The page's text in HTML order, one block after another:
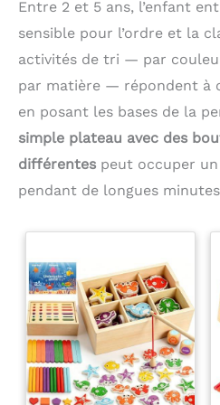
futur
Entre 2 et 5 ans, l’enfant
sensible pour l’ordre et la
activités de tri — par
par matière — répondent à
en posant les bases de la
simple plateau avec des
différentes peut occuper
pendant de longues